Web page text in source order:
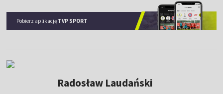
Pobierz aplikację TVP SPORT
Radosław Laudański